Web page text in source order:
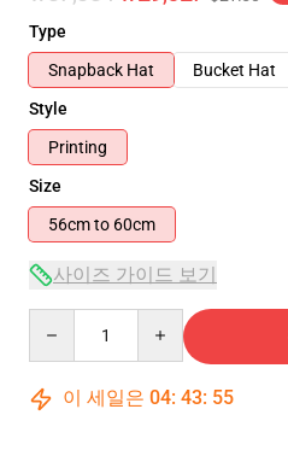
Type
Snapback Hat
Bucket Hat
Style
Printing
Size
56cm to 60cm
사이즈 가이드 보기
이 세일은 04: 43: 54